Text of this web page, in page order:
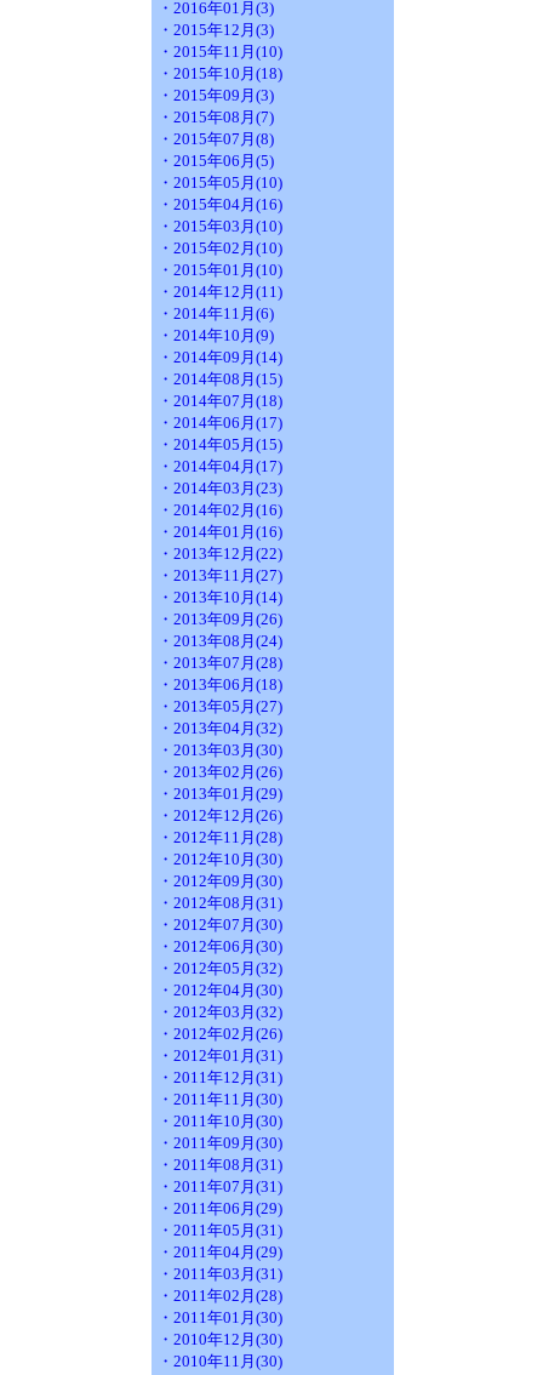
・2016年01月(3)
・2015年12月(3)
・2015年11月(10)
・2015年10月(18)
・2015年09月(3)
・2015年08月(7)
・2015年07月(8)
・2015年06月(5)
・2015年05月(10)
・2015年04月(16)
・2015年03月(10)
・2015年02月(10)
・2015年01月(10)
・2014年12月(11)
・2014年11月(6)
・2014年10月(9)
・2014年09月(14)
・2014年08月(15)
・2014年07月(18)
・2014年06月(17)
・2014年05月(15)
・2014年04月(17)
・2014年03月(23)
・2014年02月(16)
・2014年01月(16)
・2013年12月(22)
・2013年11月(27)
・2013年10月(14)
・2013年09月(26)
・2013年08月(24)
・2013年07月(28)
・2013年06月(18)
・2013年05月(27)
・2013年04月(32)
・2013年03月(30)
・2013年02月(26)
・2013年01月(29)
・2012年12月(26)
・2012年11月(28)
・2012年10月(30)
・2012年09月(30)
・2012年08月(31)
・2012年07月(30)
・2012年06月(30)
・2012年05月(32)
・2012年04月(30)
・2012年03月(32)
・2012年02月(26)
・2012年01月(31)
・2011年12月(31)
・2011年11月(30)
・2011年10月(30)
・2011年09月(30)
・2011年08月(31)
・2011年07月(31)
・2011年06月(29)
・2011年05月(31)
・2011年04月(29)
・2011年03月(31)
・2011年02月(28)
・2011年01月(30)
・2010年12月(30)
・2010年11月(30)